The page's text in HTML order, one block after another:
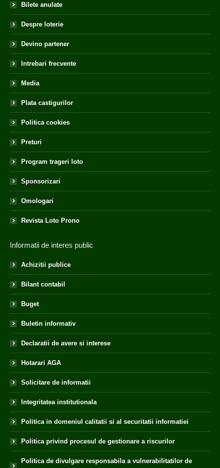
Bilete anulate
Despre loterie
Devino partener
Intrebari frecvente
Media
Plata castigurilor
Politica cookies
Preturi
Program trageri loto
Sponsorizari
Omologari
Revista Loto Prono
Informatii de interes public
Achizitii publice
Bilant contabil
Buget
Buletin informativ
Declaratii de avere si interese
Hotarari AGA
Solicitare de informatii
Integritatea institutionala
Politica in domeniul calitatii si al securitatii informatiei
Politica privind procesul de gestionare a riscurilor
Politica de divulgare responsabila a vulnerabilitatilor de